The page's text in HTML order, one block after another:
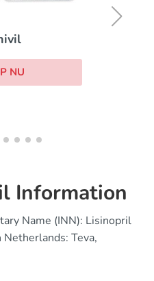
NU
Information
Name (INN): Lisinopril
Teva,